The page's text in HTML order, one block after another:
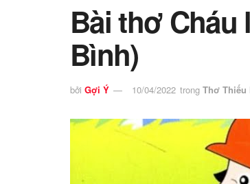
Bài thơ Cháu
Bình)
bởi Gợi Ý 10/04/2022 trong Thơ Thiếu